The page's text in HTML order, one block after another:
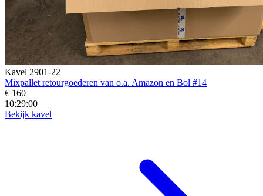
Kavel 2901-22
Mixpallet retourgoederen van o.a. Amazon en Bol #14
€ 160
10:28:58
Bekijk kavel